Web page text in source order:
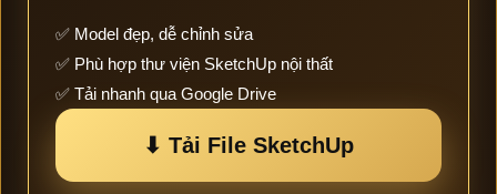
✅ Model đẹp, dễ chỉnh sửa
✅ Phù hợp thư viện SketchUp nội thất
✅ Tải nhanh qua Google Drive
⬇ Tải File SketchUp